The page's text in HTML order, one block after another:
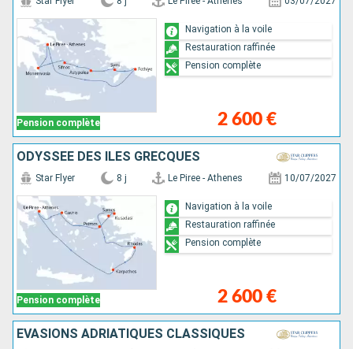
Pension complète 2 600 €
Navigation à la voile
Restauration raffinée
Pension complète
ODYSSÉE DES ÎLES GRECQUES
Pension complète
Star Flyer 8 j Le Piree - Athenes 10/07/2027
2 600 €
Navigation à la voile
Restauration raffinée
Pension complète
ÉVASIONS ADRIATIQUES CLASSIQUES